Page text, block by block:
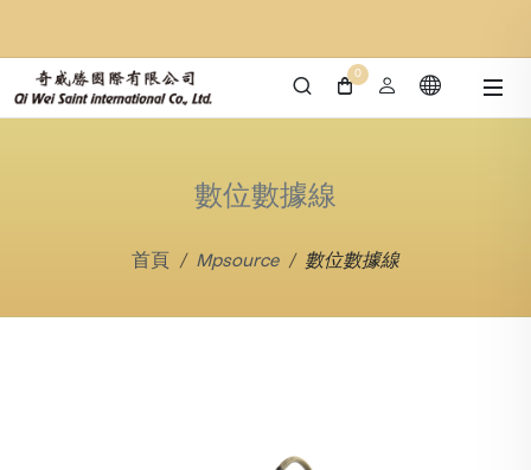
0
數位數據線
首頁 Mpsource 數位數據線